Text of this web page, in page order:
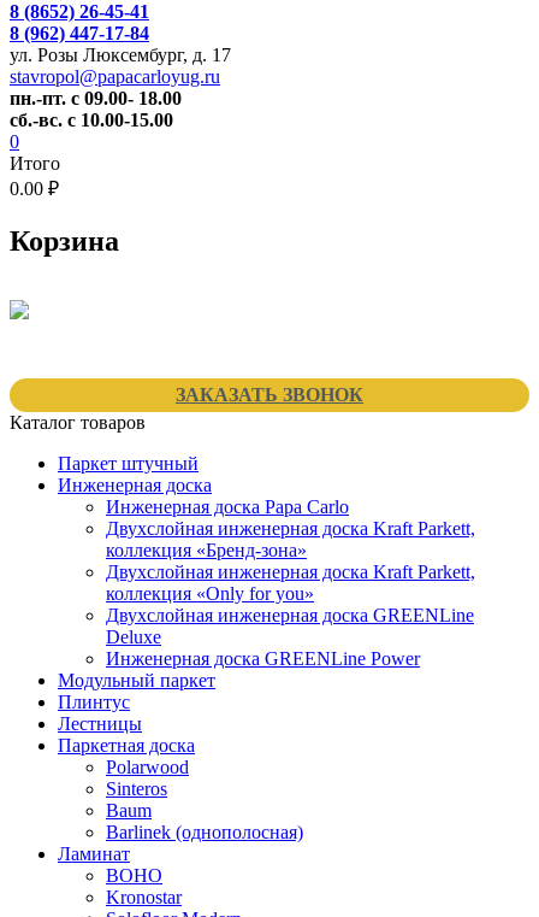
8 (8652) 26-45-41
8 (962) 447-17-84
ул. Розы Люксембург, д. 17
stavropol@papacarloyug.ru
пн.-пт. с 09.00- 18.00
сб.-вс. с 10.00-15.00
0
Итого
0.00 ₽
Корзина
ЗАКАЗАТЬ ЗВОНОК
Каталог товаров
Паркет штучный
Инженерная доска
Инженерная доска Papa Carlo
Двухслойная инженерная доска Kraft Parkett,
коллекция «Бренд-зона»
Двухслойная инженерная доска Kraft Parkett,
коллекция «Only for you»
Двухслойная инженерная доска GREENLine
Deluxe
Инженерная доска GREENLine Power
Модульный паркет
Плинтус
Лестницы
Паркетная доска
Polarwood
Sinteros
Baum
Barlinek (однополосная)
Ламинат
BOHO
Kronostar